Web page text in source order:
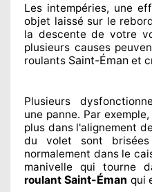
Les intempéries, une
objet laissésur le
la descente de votre
plusieurs causes
roulants Saint-Éman et
Plusieurs
une panne. Par
plus dans l'alignement
du volet sont brisées
normalement dans le
manivelle qui tourne
roulant Saint-Éman qui